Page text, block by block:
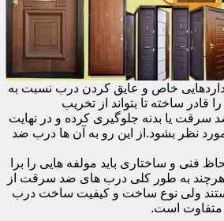
خاص و عایق کردن درب نسبت به
ساخته تا بتواند از تخریب
سرقت یا بدنه جلوگیری کرده و در نهایت
نظر بشود.از این رو به آن ها درب ضد
و ساختاری باید مولفه هایی را برا
به طور کلی درب های ضد سرقت از
ولی نوع ساخت و کیفیت ساخت درب
متفاوت است.